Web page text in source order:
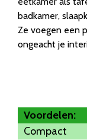
badkamer,
Ze voegen een
ongeacht je
Voordelen:
Compact